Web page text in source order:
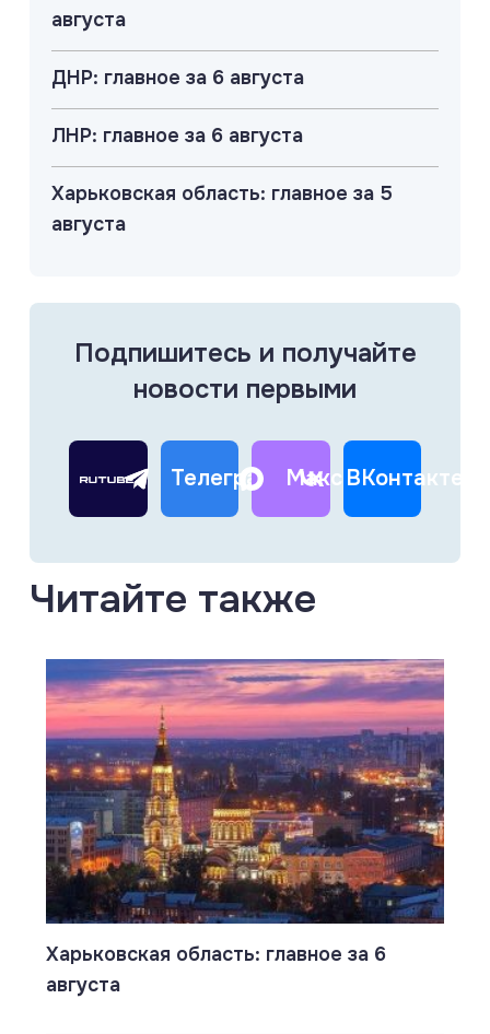
августа
ДНР: главное за 6 августа
ЛНР: главное за 6 августа
Харьковская область: главное за 5
августа
Подпишитесь и получайте
новости первыми
Телеграм Макс ВКонтакте
Читайте также
Харьковская область: главное за 6
августа